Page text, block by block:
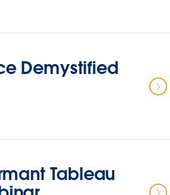
Demystified
Tableau